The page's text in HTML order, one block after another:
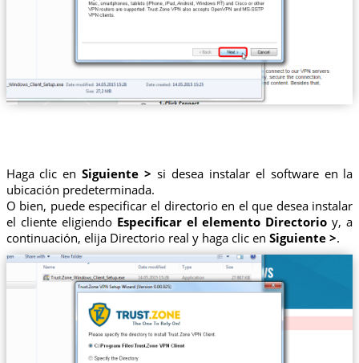
Haga clic enSiguiente > si desea instalar el software en la
ubicación predeterminada.
O bien, puede especificar el directorio en el que desea instalar
el cliente eligiendo Especificar el elemento Directorio y, a
continuación, elija Directorio real y haga clic en Siguiente >.